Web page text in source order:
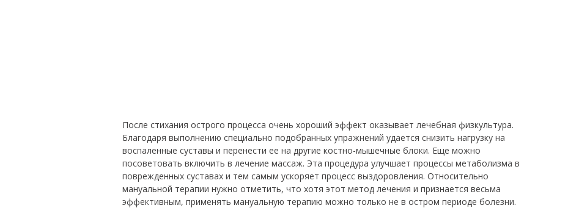
После стихания острого процесса очень хороший эффект оказывает лечебная физкультура.
Благодаря выполнению специально подобранных упражнений удается снизить нагрузку на
воспаленные суставы и перенести ее на другие костно-мышечные блоки. Еще можно
посоветовать включить в лечение массаж. Эта процедура улучшает процессы метаболизма в
поврежденных суставах и тем самым ускоряет процесс выздоровления. Относительно
мануальной терапии нужно отметить, что хотя этот метод лечения и признается весьма
эффективным, применять мануальную терапию можно только не в остром периоде болезни.